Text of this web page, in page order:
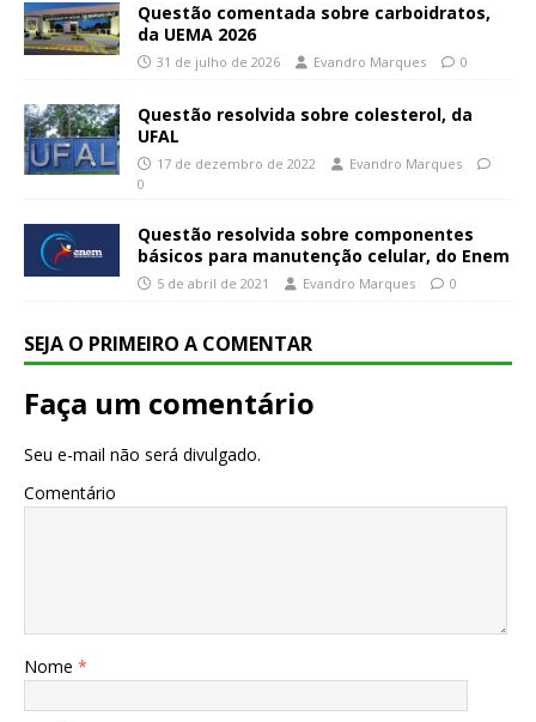
Questão comentada sobre carboidratos,
da UEMA 2026
31 de julho de 2026 Evandro Marques 0
Questão resolvida sobre colesterol, da
UFAL
17 de dezembro de 2022
Evandro Marques
0
Questão resolvida sobre componentes
básicos para manutenção celular, do Enem
5 de abril de 2021 Evandro Marques 0
SEJA O PRIMEIRO A COMENTAR
Faça um comentário
Seu e-mail não será divulgado.
Comentário
Nome *